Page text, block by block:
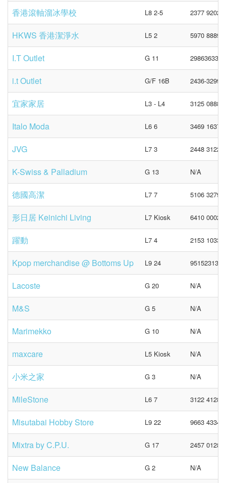
香港滾軸溜冰學校 L8 2-5 2377 9202
HKWS 香港潔淨水 L5 2 5970 8889
I.T Outlet G 11 29863633
i.t Outlet G/F 16B 2436-3299
宜家家居 L3 - L4 3125 0888
Italo Moda L6 6 3469 1637
JVG L7 3 2448 3122
K-Swiss & Palladium G 13 N/A
德國高潔 L7 7 5106 3279
形日居 Keinichi Living L7 Kiosk 6410 0002
躍動 L7 4 2153 1033
Kpop merchandise @ Bottoms Up L9 24 95152313
Lacoste G 20 N/A
M&S G 5 N/A
Marimekko G 10 N/A
maxcare L5 Kiosk N/A
小米之家 G 3 N/A
MileStone L6 7 3122 4128
Misutabai Hobby Store L9 22 9663 4334
Mixtra by C.P.U. G 17 2457 0128
New Balance G 2 N/A